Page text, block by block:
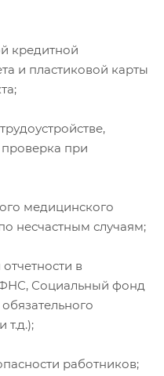
кредитной
и пластиковой карты
при
медицинского
несчастным случаям;
в
Социальный фонд
т.д.);
работников;